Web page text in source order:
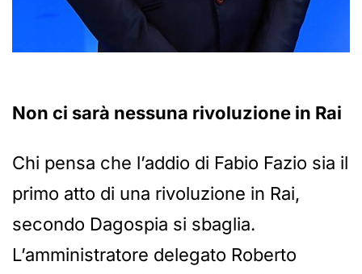
Non ci sarà nessuna rivoluzione in Rai
Chi pensa che l’addio di Fabio Fazio sia il
primo atto di una rivoluzione in Rai,
secondo Dagospia si sbaglia.
L’amministratore delegato Roberto